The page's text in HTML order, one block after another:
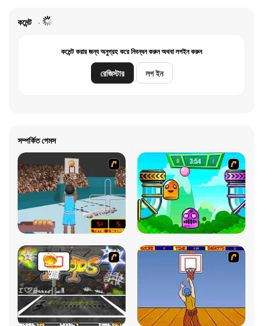
কমেন্ট
কমেন্ট করার জন্য অনুগ্রহ করে নিবন্ধন করুন অথবা লগইন করুন
রেজিস্টার লগ ইন
সম্পর্কিত গেমস